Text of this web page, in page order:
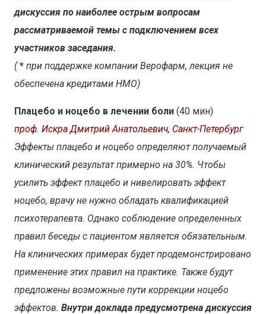
дискуссия по наиболее острым вопросам
рассматриваемой темы с подключением всех
участников заседания.
( * при поддержке компании Верофарм, лекция не
обеспечена кредитами НМО)
Плацебо и ноцебо в лечении боли (40 мин)
проф. Искра Дмитрий Анатольевич, Санкт-Петербург
Эффекты плацебо и ноцебо определяют получаемый
клинический результат примерно на 30%. Чтобы
усилить эффект плацебо и нивелировать эффект
ноцебо, врачу не нужно обладать квалификацией
психотерапевта. Однако соблюдение определенных
правил беседы с пациентом является обязательным.
На клинических примерах будет продемонстрировано
применение этих правил на практике. Также будут
предложены возможные пути коррекции ноцебо
эффектов. Внутри доклада предусмотрена дискуссия